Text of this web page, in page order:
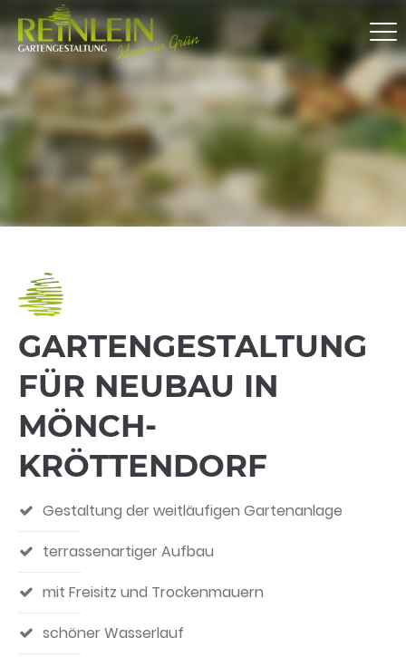
GARTEN­GESTALTUNG
FÜR NEUBAU IN
MÖNCH­
KRÖTTENDORF
Gestaltung der weitläufigen Gartenanlage
terrassenartiger Aufbau
mit Freisitz und Trockenmauern
schöner Wasserlauf